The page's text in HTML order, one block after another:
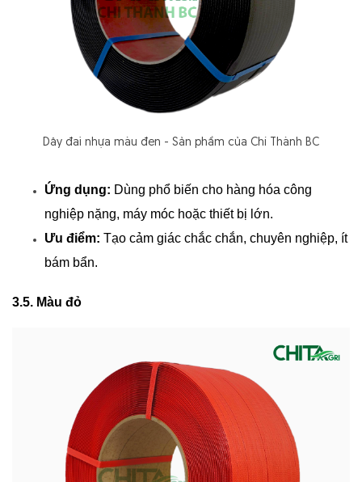
Dây đai nhựa màu đen - Sản phẩm của Chí Thành BC
Ứng dụng: Dùng phổ biến cho hàng hóa công
nghiệp nặng, máy móc hoặc thiết bị lớn.
Ưu điểm: Tạo cảm giác chắc chắn, chuyên nghiệp, ít
bám bẩn.
3.5. Màu đỏ